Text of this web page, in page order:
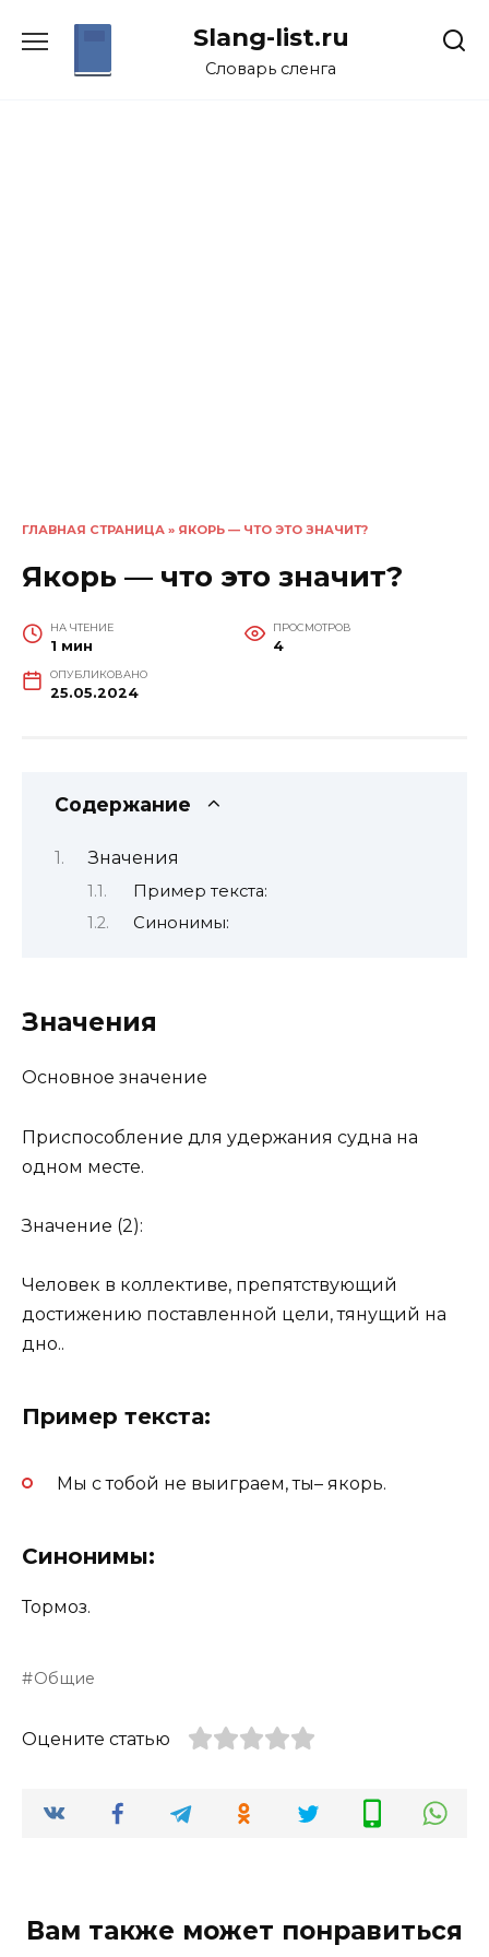
Slang-list.ru
Словарь сленга
ГЛАВНАЯ СТРАНИЦА » ЯКОРЬ — ЧТО ЭТО ЗНАЧИТ?
Якорь — что это значит?
НА ЧТЕНИЕ
1 мин
ПРОСМОТРОВ
4
ОПУБЛИКОВАНО
25.05.2024
Содержание
Значения
Пример текста:
Синонимы:
Значения
Основное значение
Приспособление для удержания судна на
одном месте.
Значение (2):
Человек в коллективе, препятствующий
достижению поставленной цели, тянущий на
дно..
Пример текста:
Мы с тобой не выиграем, ты– якорь.
Синонимы:
Тормоз.
Общие
Оцените статью
Вам также может понравиться